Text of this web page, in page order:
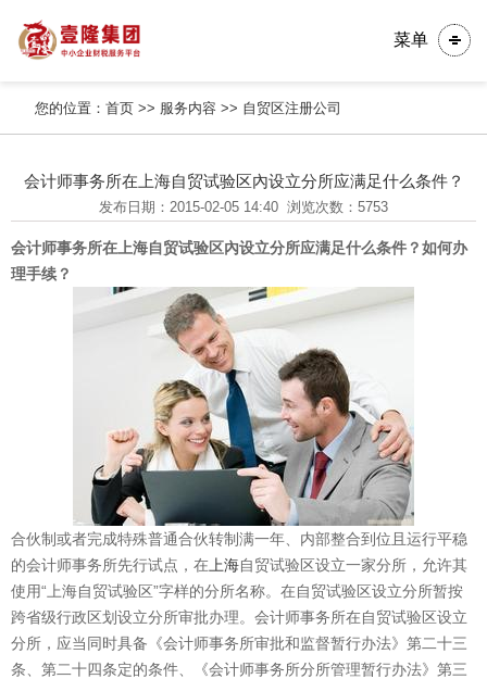
菜单
您的位置：首页 >> 服务内容 >> 自贸区注册公司
会计师事务所在上海自贸试验区內设立分所应满足什么条件？
发布日期：2015-02-05 14:40 浏览次数：5753
会计师事务所在上海自贸试验区內设立分所应满足什么条件？如何办
理手续？
合伙制或者完成特殊普通合伙转制满一年、内部整合到位且运行平稳
的会计师事务所先行试点，在 上海自贸试验区设立一家分所，允许其
使用“上海自贸试验区”字样的分所名称。在自贸试验区设立分所暂按
跨省级行政区划设立分所审批办理。会计师事务所在自贸试验区设立
分所，应当同时具备《会计师事务所审批和监督暂行办法》第二十三
条、第二十四条定的条件、《会计师事务所分所管理暂行办法》第三